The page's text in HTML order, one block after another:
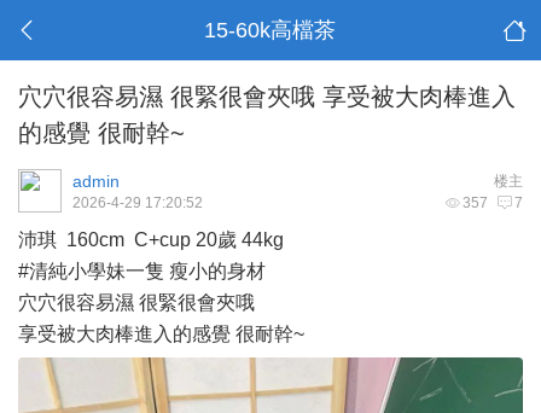
15-60k高檔茶
穴穴很容易濕 很緊很會夾哦 享受被大肉棒進入
的感覺 很耐幹~
楼主
admin
357 7
2026-4-29 17:20:52
沛琪 160cm C+cup 20歲 44kg
#清純小學妹一隻 瘦小的身材
穴穴很容易濕 很緊很會夾哦
享受被大肉棒進入的感覺 很耐幹~